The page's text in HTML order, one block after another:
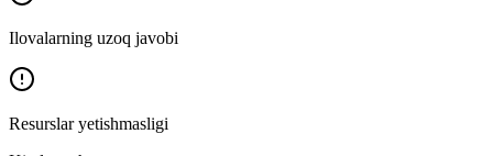
Ilovalarning uzoq javobi
Resurslar yetishmasligi